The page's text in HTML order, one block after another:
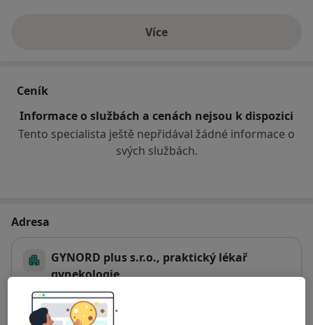
Víceo zkušenostech
Ceník
Informace o službách a cenách nejsou k dispozici
Tento specialista ještě nepřidával žádné informace o
svých službách.
Adresa
GYNORD plus s.r.o., praktický lékař
gynekologie
Slavníkovců 7,